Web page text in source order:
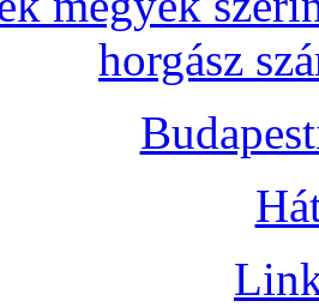
horgász